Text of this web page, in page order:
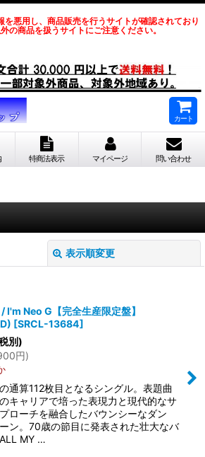
悪用し、商品販売を行うサイトが確認されており
の商品を扱うサイトにご注意ください。
カート
特商法表示 マイページ 問い合わせ
表示順変更
絞り込む
I'm Neo G【完全生産限定盤】
[SRCL-13684]
別)
円)
通算112枚目となるシングル。表題曲
キャリアで培った表現力と現代的なサ
ローチを融合したバウンシーなダン
ン。70歳の節目に発表された壮大なバ
MY …